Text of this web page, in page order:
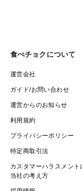
食べチョクについて
運営会社
ガイド/お問い合わせ
運営からのお知らせ
利用規約
プライバシーポリシー
特定商取引法
カスタマーハラスメント
当社の考え方